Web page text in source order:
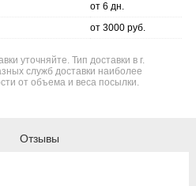
от 6 дн.
от 3000 руб.
уточняйте. Тип доставки в г.
служб доставки наиболее
от объема и веса посылки.
Отзывы